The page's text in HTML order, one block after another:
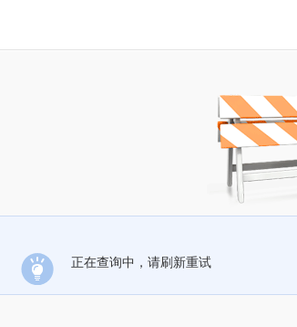
正在查询中，请刷新重试